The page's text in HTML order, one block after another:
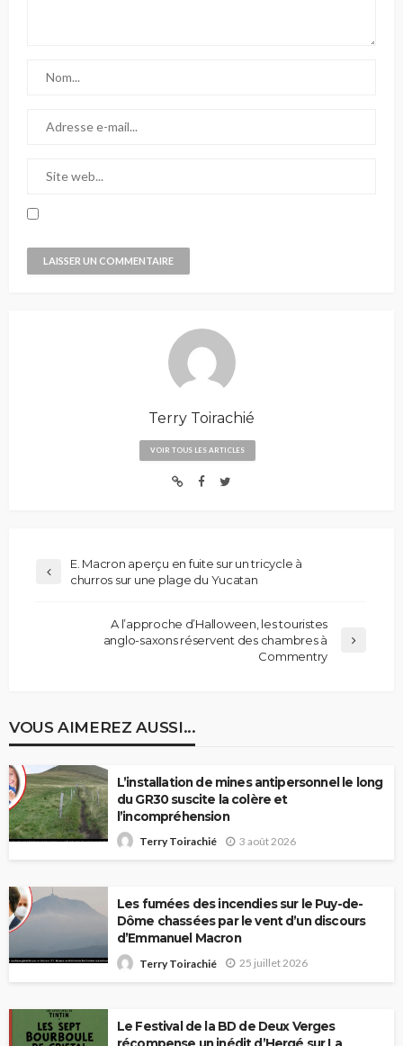
Terry Toirachié
VOIR TOUS LES ARTICLES
E. Macron aperçu en fuite sur un tricycle à
churros sur une plage du Yucatan
A l’approche d’Halloween, les touristes
anglo-saxons réservent des chambres à
Commentry
VOUS AIMEREZ AUSSI...
L’installation de mines antipersonnel le long
du GR30 suscite la colère et
l’incompréhension
Terry Toirachié 3 août 2026
Les fumées des incendies sur le Puy-de-
Dôme chassées par le vent d’un discours
d’Emmanuel Macron
Terry Toirachié 25 juillet 2026
Le Festival de la BD de Deux Verges
récompense un inédit d’Hergé sur La